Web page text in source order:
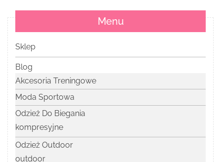
Menu
Sklep
Blog
Akcesoria Treningowe
Moda Sportowa
Odzież Do Biegania
kompresyjne
Odzież Outdoor
outdoor